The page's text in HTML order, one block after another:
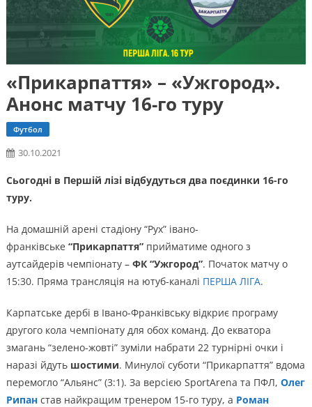
«Прикарпаття» – «Ужгород».
Анонс матчу 16-го туру
Футбол
30.10.2021
Сьогодні в Першій лізі відбудуться два поєдинки 16-го
туру.
На домашній арені стадіону “Рух” івано-
франківське “Прикарпаття”прийматиме одного з
аутсайдерів чемпіонату – ФК “Ужгород”. Початок матчу о
15:30. Пряма трансляція на ютуб-каналі ПЕРША ЛІГА.
Карпатське дербі в Івано-Франківську відкриє програму
другого кола чемпіонату для обох команд. До екватора
змагань “зелено-жовті” зуміли набрати 22 турнірні очки і
наразі йдуть шостими. Минулої суботи “Прикарпаття” вдома
перемогло “Альянс” (3:1). За версією SportArena та ПФЛ, Олег
Рипанстав найкращим тренером 15-го туру, а Роман